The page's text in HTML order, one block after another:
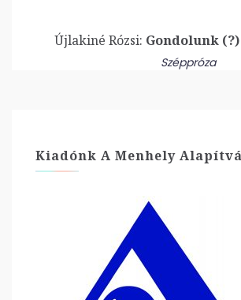
Újlakiné Rózsi: Gondolunk
Széppróza
Kiadónk A Menhely